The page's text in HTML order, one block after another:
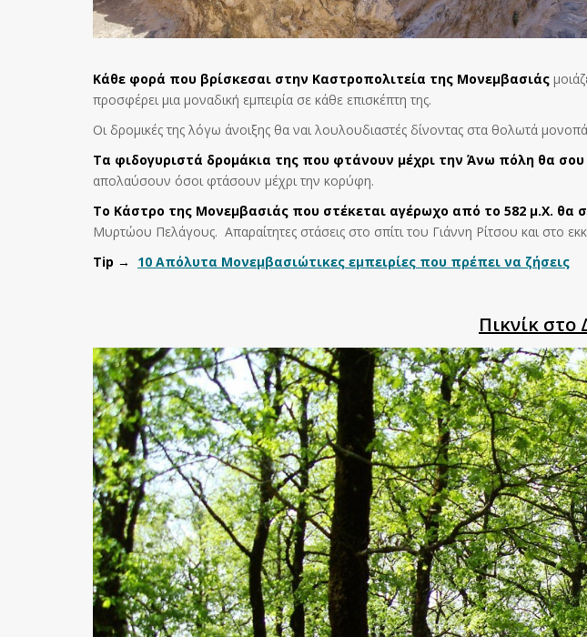
Κάθε φορά που βρίσκεσαι στην Καστροπολιτεία της Μονεμβασιάς
προσφέρει μια μοναδική εμπειρία σε κάθε επισκέπτη της.
Οι δρομικές της λόγω άνοιξης θα ναι λουλουδιαστές δίνοντας στα θολωτά
Τα φιδογυριστά δρομάκια της που φτάνουν μέχρι την Άνω πόλη θα
απολαύσουν όσοι φτάσουν μέχρι την κορύφη.
Το Κάστρο της Μονεμβασιάς που στέκεται αγέρωχο από το 582 μ.Χ. θα
Μυρτώου Πελάγους. Απαραίτητες στάσεις στο σπίτι του Γιάννη Ρίτσου και στο
Tip → 10 Απόλυτα Μονεμβασιώτικες εμπειρίες που πρέπει να ζήσεις
Πικνίκ